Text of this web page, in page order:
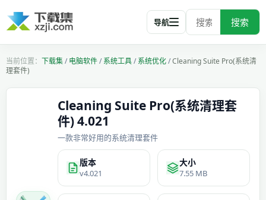
搜索
导航
下载集/电脑软件/系统工具/系统优化/Cleaning Suite Pro(系统清
理套件)
Cleaning Suite Pro(系统清理套
件) 4.021
一款非常好用的系统清理套件
版本
v4.021
大小
7.55 MB